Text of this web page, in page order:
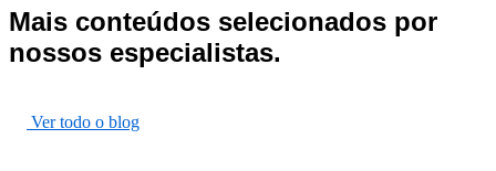
Mais conteúdos selecionados por
nossos especialistas.
Ver todo o blog